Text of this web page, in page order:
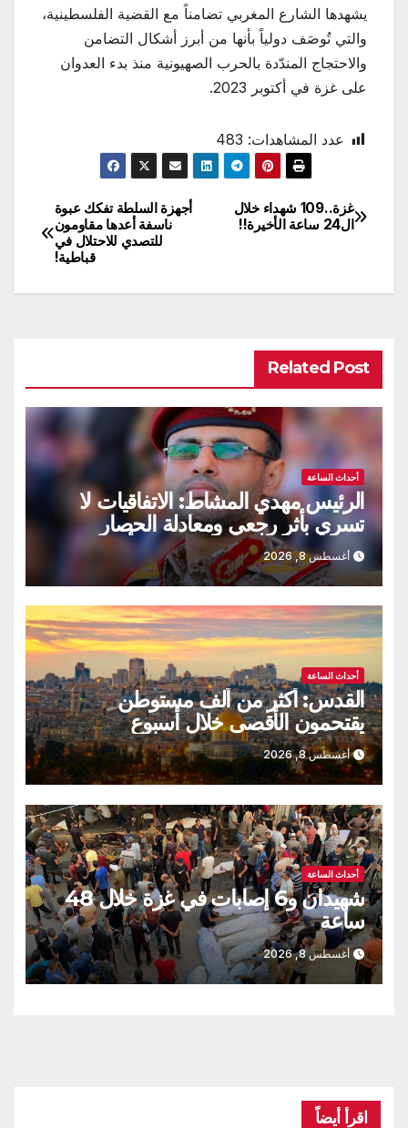
يشهدها الشارع المغربي تضامناً مع القضية الفلسطينية،
والتي تُوصَف دولياً بأنها من أبرز أشكال التضامن
والاحتجاج المندّدة بالحرب الصهيونية منذ بدء العدوان
على غزة في أكتوبر 2023.
عدد المشاهدات: 483
تصفّح
أجهزة السلطة تفكك عبوة
ناسفة أعدها مقاومون
للتصدي للاحتلال في
قباطية!
غزة..109 شهداء خلال
ال24 ساعة الأخيرة!!
Related Post
أحداث الساعة
الرئيس مهدي المشاط: الاتفاقيات لا
تسري بأثر رجعي ومعادلة الحصار
بالحصار مستمرة حتى تحقق أهدافها
أغسطس 8, 2026
أحداث الساعة
القدس: أكثر من ألف مستوطن
يقتحمون الأقصى خلال أسبوع
أغسطس 8, 2026
أحداث الساعة
شهيدان و6 إصابات في غزة خلال 48
ساعة
أغسطس 8, 2026
اقرأ أيضاً